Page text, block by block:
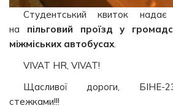
Студентський квиток
на пільговий проїзд у
міжміських автобусах.
VIVAT HR, VIVAT!
Щасливої дороги, БІНЕ-
стежками!!!